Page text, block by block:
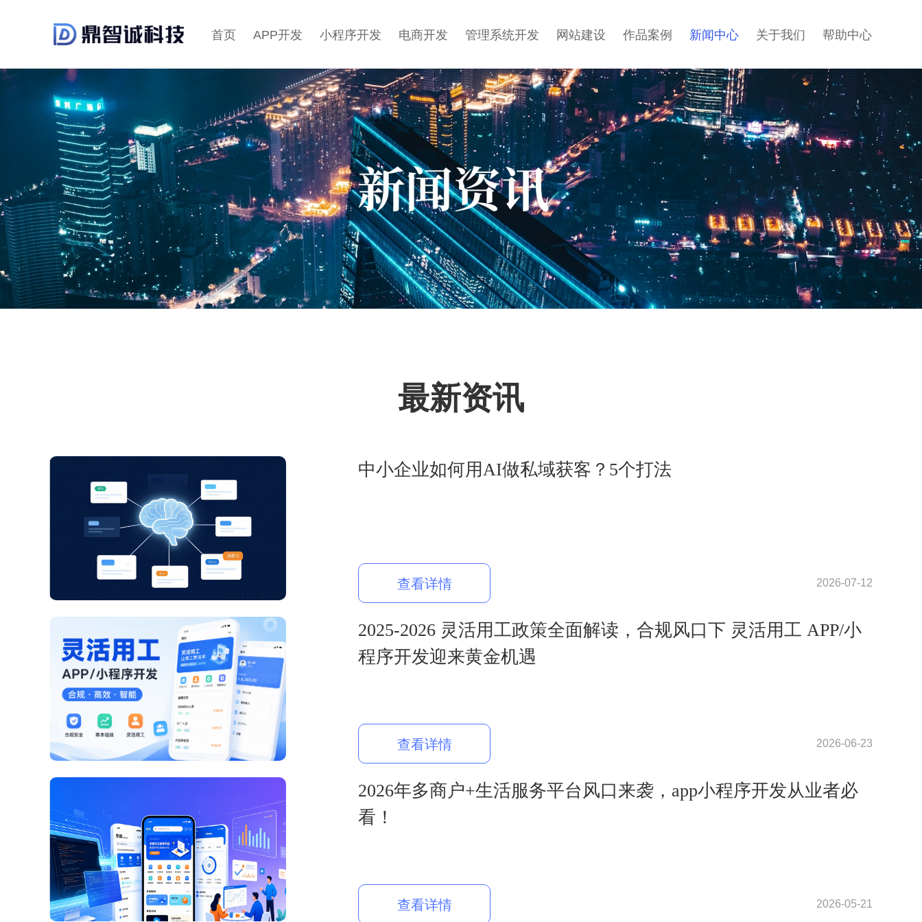
首页 APP开发 小程序开发 电商开发 管理系统开发 网站建设 作品案例 新闻中心 关于我们 帮助中心
最新资讯
中小企业如何用AI做私域获客？5个打法
查看详情 2026-07-12
2025-2026 灵活用工政策全面解读，合规风口下 灵活用工 APP/小
程序开发迎来黄金机遇
查看详情 2026-06-23
2026年多商户+生活服务平台风口来袭，app小程序开发从业者必
看！
查看详情 2026-05-21